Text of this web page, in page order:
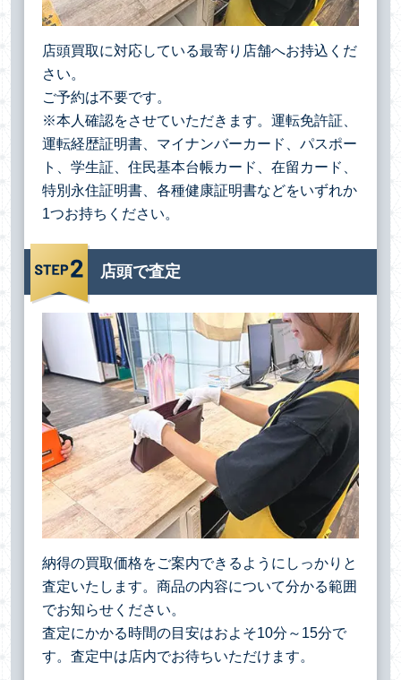
店頭買取に対応している最寄り店舗へお持込くだ
さい。
ご予約は不要です。
※本人確認をさせていただきます。運転免許証、
運転経歴証明書、マイナンバーカード、パスポー
ト、学生証、住民基本台帳カード、在留カード、
特別永住証明書、各種健康証明書などをいずれか
1つお持ちください。
店頭で査定
納得の買取価格をご案内できるようにしっかりと
査定いたします。商品の内容について分かる範囲
でお知らせください。
査定にかかる時間の目安はおよそ10分～15分で
す。査定中は店内でお待ちいただけます。